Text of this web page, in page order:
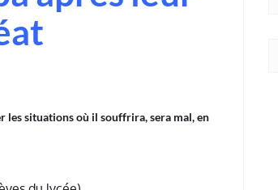
les situations où il souffrira, sera mal, en